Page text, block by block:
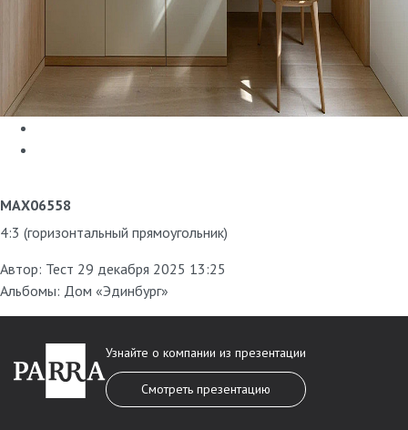
MAX06558
4:3 (горизонтальный прямоугольник)
Автор: Тест 29 декабря 2025 13:25
Альбомы: Дом «Эдинбург»
Узнайте о компании из презентации
Смотреть презентацию